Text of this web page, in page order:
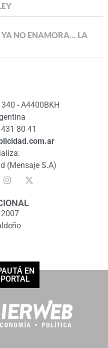
NO ENAMORA… LA
- A4400BKH
80 41
(Mensaje S.A)
EN